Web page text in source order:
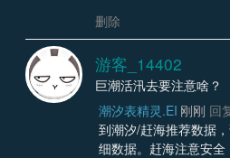
删除
游客_14402
巨潮活汛去要注意啥？
潮汐表精灵.EI 刚刚 回
到潮汐/赶海推荐数据
细数据。赶海注意安全